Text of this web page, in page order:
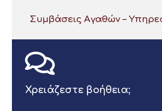
Συμβάσεις Αγαθών –
Χρειάζεστε βοήθεια;